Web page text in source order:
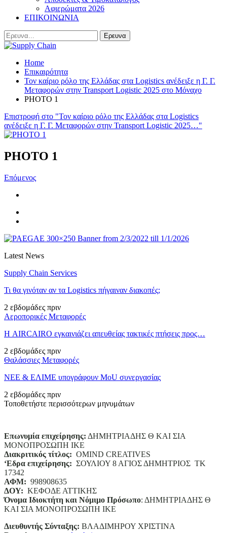
Αφιερώματα 2026
ΕΠΙΚΟΙΝΩΝΙΑ
Home
Επικαιρότητα
Τον καίριο ρόλο της Ελλάδας στα Logistics ανέδειξε η Γ. Γ.
Μεταφορών στην Transport Logistic 2025 στο Μόναχο
PHOTO 1
Επιστροφή στο "Τον καίριο ρόλο της Ελλάδας στα Logistics
ανέδειξε η Γ. Γ. Μεταφορών στην Transport Logistic 2025…"
PHOTO 1
Επόμενος
Latest News
Supply Chain Services
Τι θα γινόταν αν τα Logistics πήγαιναν διακοπές;
2 εβδομάδες πριν
Αεροπορικές Μεταφορές
Η AIRCAIRO εγκαινιάζει απευθείας τακτικές πτήσεις προς…
2 εβδομάδες πριν
Θαλάσσιες Μεταφορές
ΝΕΕ & ΕΛΙΜΕ υπογράφουν MoU συνεργασίας
2 εβδομάδες πριν
Τοποθετήστε περισσότερων μηνυμάτων
Επωνυμία επιχείρησης: ΔΗΜΗΤΡΙΑΔΗΣ Θ ΚΑΙ ΣΙΑ
ΜΟΝΟΠΡΟΣΩΠΗ ΙΚΕ
Διακριτικός τίτλος: ΟΜΙΝD CREATIVES
‘Eδρα επιχείρησης: ΣΟΥΛΙΟΥ 8 ΑΓΙΟΣ ΔΗΜΗΤΡΙΟΣ ΤΚ
17342
ΑΦΜ: 998908635
ΔΟΥ: ΚΕΦΟΔΕ ΑΤΤΙΚΗΣ
Όνομα Ιδιοκτήτη και Νόμιμο Πρόσωπο: ΔΗΜΗΤΡΙΑΔΗΣ Θ
ΚΑΙ ΣΙΑ ΜΟΝΟΠΡΟΣΩΠΗ ΙΚΕ
Διευθυντής Σύνταξης: ΒΛΑΔΙΜΗΡΟΥ ΧΡΙΣΤΙΝΑ